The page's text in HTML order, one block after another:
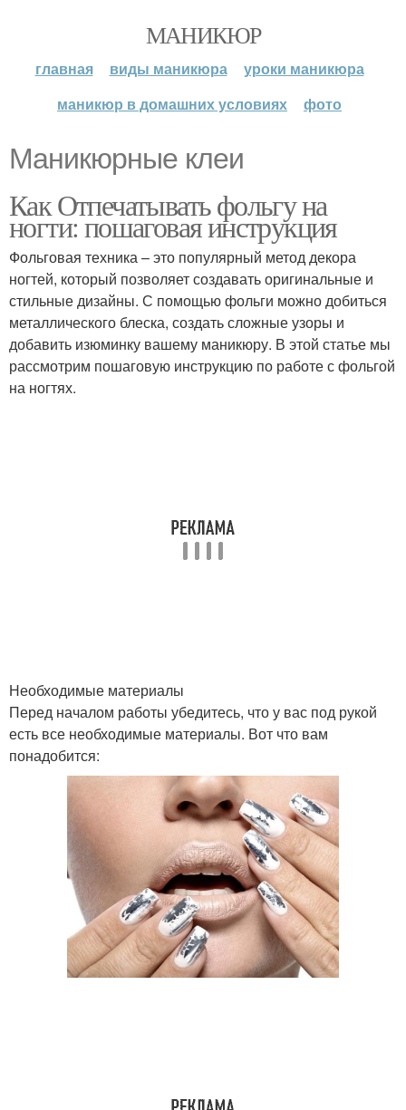
МАНИКЮР
главная виды маникюра
уроки маникюра
маникюр в домашних условиях
фото
Маникюрные клеи
Как Отпечатывать фольгу на
ногти: пошаговая инструкция
Фольговая техника – это популярный метод декора
ногтей, который позволяет создавать оригинальные и
стильные дизайны. С помощью фольги можно добиться
металлического блеска, создать сложные узоры и
добавить изюминку вашему маникюру. В этой статье мы
рассмотрим пошаговую инструкцию по работе с фольгой
на ногтях.
Необходимые материалы
Перед началом работы убедитесь, что у вас под рукой
есть все необходимые материалы. Вот что вам
понадобится: